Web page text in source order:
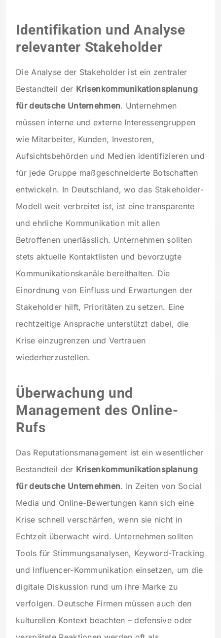
Identifikation und Analyse
relevanter Stakeholder
Die Analyse der Stakeholder ist ein zentraler
Bestandteil der Krisenkommunikationsplanung
für deutsche Unternehmen. Unternehmen
müssen interne und externe Interessengruppen
wie Mitarbeiter, Kunden, Investoren,
Aufsichtsbehörden und Medien identifizieren und
für jede Gruppe maßgeschneiderte Botschaften
entwickeln. In Deutschland, wo das Stakeholder-
Modell weit verbreitet ist, ist eine transparente
und ehrliche Kommunikation mit allen
Betroffenen unerlässlich. Unternehmen sollten
stets aktuelle Kontaktlisten und bevorzugte
Kommunikationskanäle bereithalten. Die
Einordnung von Einfluss und Erwartungen der
Stakeholder hilft, Prioritäten zu setzen. Eine
rechtzeitige Ansprache unterstützt dabei, die
Krise einzugrenzen und Vertrauen
wiederherzustellen.
Überwachung und
Management des Online-
Rufs
Das Reputationsmanagement ist ein wesentlicher
Bestandteil der Krisenkommunikationsplanung
für deutsche Unternehmen. In Zeiten von Social
Media und Online-Bewertungen kann sich eine
Krise schnell verschärfen, wenn sie nicht in
Echtzeit überwacht wird. Unternehmen sollten
Tools für Stimmungsanalysen, Keyword-Tracking
und Influencer-Kommunikation einsetzen, um die
digitale Diskussion rund um ihre Marke zu
verfolgen. Deutsche Firmen müssen auch den
kulturellen Kontext beachten – defensive oder